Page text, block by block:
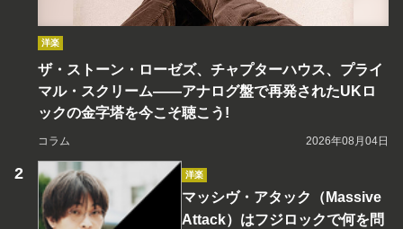
洋楽
ザ・ストーン・ローゼズ、チャプターハウス、プライ
マル・スクリーム――アナログ盤で再発されたUKロ
ックの金字塔を今こそ聴こう!
コラム 2026年08月04日
洋楽
マッシヴ・アタック（Massive
Attack）はフジロックで何を問